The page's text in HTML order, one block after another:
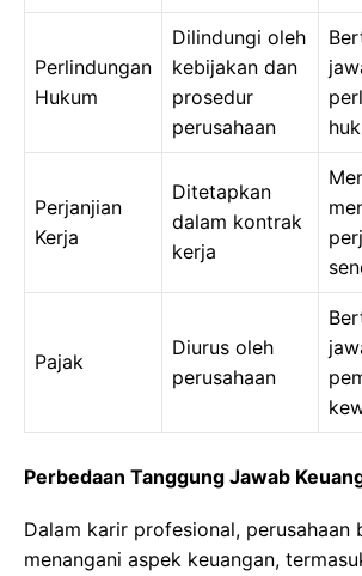
Perlindungan
Hukum
Dilindungi oleh
kebijakan dan
prosedur
perusahaan
Perjanjian
Kerja
Ditetapkan
dalam kontrak
kerja
Pajak
Diurus oleh
perusahaan
Perbedaan Tanggung Jawab
Dalam karir profesional, perusahaan
menangani aspek keuangan,